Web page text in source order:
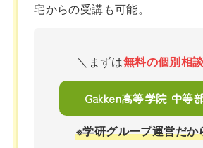
宅からの受講も可能。
＼まずは無料の個別相談
Gakken高等学院 中等
※学研グループ運営だか